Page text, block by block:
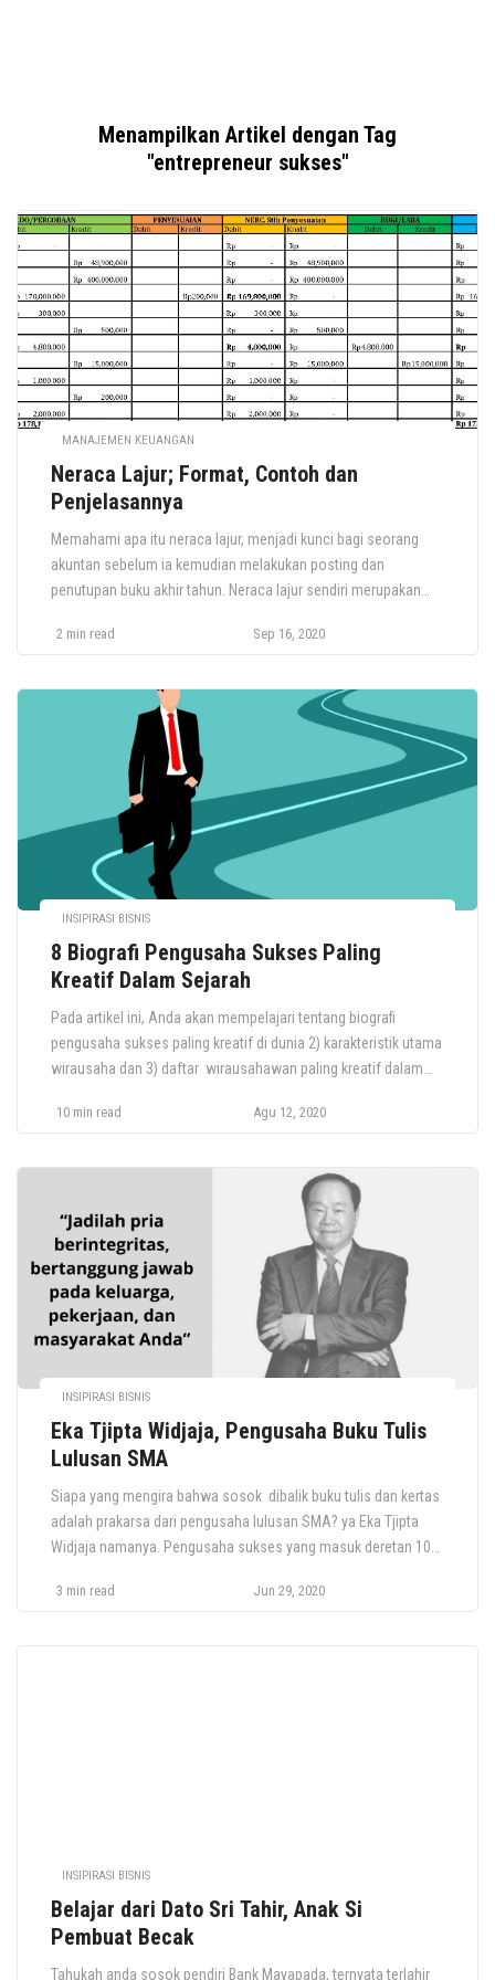
Menampilkan Artikel dengan Tag
"entrepreneur sukses"
MANAJEMEN KEUANGAN
Neraca Lajur; Format, Contoh dan
Penjelasannya
Memahami apa itu neraca lajur, menjadi kunci bagi seorang
akuntan sebelum ia kemudian melakukan posting dan
penutupan buku akhir tahun. Neraca lajur sendiri merupakan
pada akhir periode, pencatatan akuntansi benar-benar akurat
langkah akhir, sebab setelah neraca lajur dibuat, akuntan […]
2 min read Sep 16, 2020
INSIPIRASI BISNIS
8 Biografi Pengusaha Sukses Paling
Kreatif Dalam Sejarah
Pada artikel ini, Anda akan mempelajari tentang biografi
pengusaha sukses paling kreatif di dunia 2) karakteristik utama
wirausaha dan 3) daftar wirausahawan paling kreatif dalam
Salim Karakteristik Pengusaha Sukses Apa kelebihan yang
kontribusi signifikan dan nilai yang tak […]
10 min read Agu 12, 2020
INSIPIRASI BISNIS
Eka Tjipta Widjaja, Pengusaha Buku Tulis
Lulusan SMA
Siapa yang mengira bahwa sosok dibalik buku tulis dan kertas
adalah prakarsa dari pengusaha lulusan SMA? ya Eka Tjipta
Widjaja namanya. Pengusaha sukses yang masuk deretan 10
asing lagi dengan kata “kertas”, si putih tipis yang selalu ada
3 min read Jun 29, 2020
INSIPIRASI BISNIS
Belajar dari Dato Sri Tahir, Anak Si
Pembuat Becak
Tahukah anda sosok pendiri Bank Mayapada, ternyata terlahir